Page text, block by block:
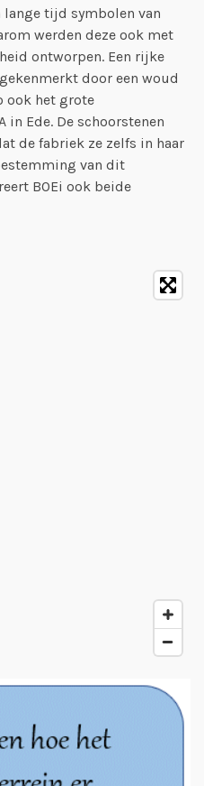
lange tijd symbolen van
werden deze ook met
ontworpen. Een rijke
door een woud
ook het grote
in Ede. De schoorstenen
de fabriek ze zelfs in haar
van dit
BOEi ook beide